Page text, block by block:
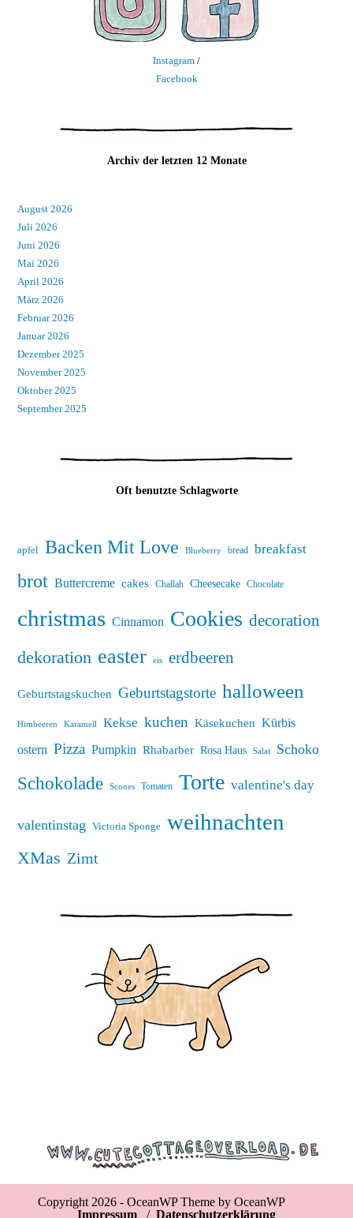
Instagram /
Facebook
Archiv der letzten 12 Monate
August 2026
Juli 2026
Juni 2026
Mai 2026
April 2026
März 2026
Februar 2026
Januar 2026
Dezember 2025
November 2025
Oktober 2025
September 2025
Oft benutzte Schlagworte
apfel Backen Mit Love Blueberry bread breakfast
brot Buttercreme cakes Challah Cheesecake Chocolate
christmas Cinnamon Cookies decoration
dekoration easter eis erdbeeren
Geburtstagskuchen Geburtstagstorte halloween
Himbeeren Karamell Kekse kuchen Käsekuchen Kürbis
ostern Pizza Pumpkin Rhabarber Rosa Haus Salat Schoko
Schokolade Scones Tomaten Torte valentine's day
valentinstag Victoria Sponge weihnachten
XMas Zimt
Copyright 2026 - OceanWP Theme by OceanWP
Impressum / Datenschutzerklärung